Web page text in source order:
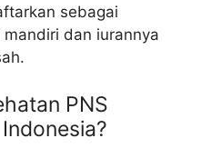
sebagai
mandiri dan iurannya
PNS